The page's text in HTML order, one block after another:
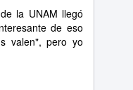
la UNAM llegó
de eso
valen", pero yo